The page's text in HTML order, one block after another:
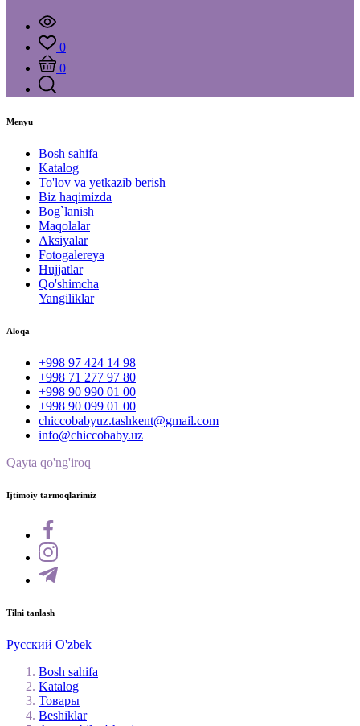
0
0
Menyu
Bosh sahifa
Katalog
To'lov va yetkazib berish
Biz haqimizda
Bog`lanish
Maqolalar
Aksiyalar
Fotogalereya
Hujjatlar
Qo'shimcha
Yangiliklar
Aloqa
+998 97 424 14 98
+998 71 277 97 80
+998 90 990 01 00
+998 90 099 01 00
chiccobabyuz.tashkent@gmail.com
info@chiccobaby.uz
Qayta qo'ng'iroq
Ijtimoiy tarmoqlarimiz
Tilni tanlash
Русский O'zbek
Bosh sahifa
Katalog
Товары
Beshiklar